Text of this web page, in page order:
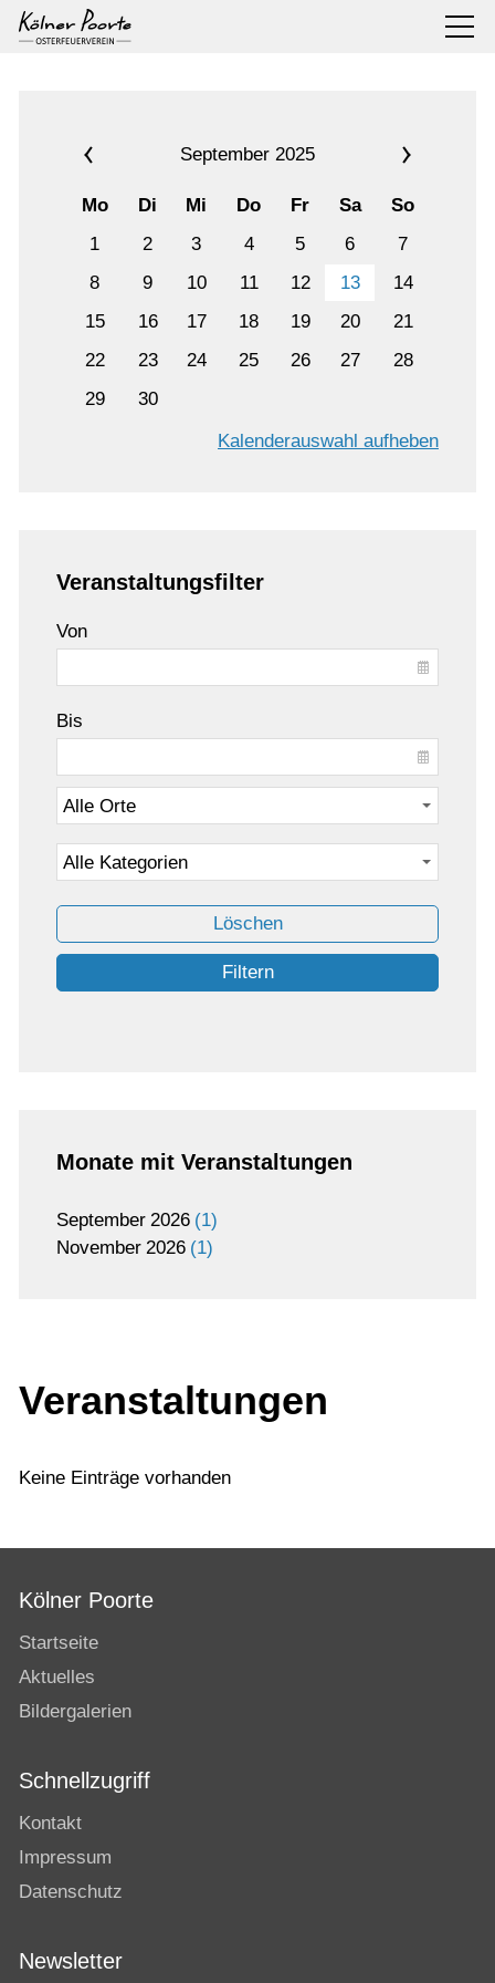
September 2025
Mo Di Mi Do Fr Sa
So
1
2 3 4 5 6
7
8
9 10 11 12 13
14
15
16 17 18 19 20
21
22
23 24 25 26 27
28
29
30
Kalenderauswahl aufheben
Veranstaltungsfilter
Von
Bis
Löschen
Filtern
Monate mit Veranstaltungen
September 2026 1
November 2026 1
Veranstaltungen
Keine Einträge vorhanden
Kölner Poorte
Startseite
Aktuelles
Bildergalerien
Schnellzugriff
Kontakt
Impressum
Datenschutz
Newsletter